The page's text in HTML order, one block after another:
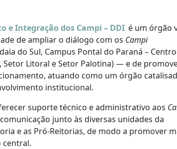
e Integração dos Campi – DDI é um órgão
de ampliar o diálogo com os Campi
do Sul, Campus Pontal do Paraná –
Setor Litoral e Setor Palotina) — e de
atuando como um órgão
institucional.
suporte técnico e administrativo aos
junto às diversas unidades da
e as Pró-Reitorias, de modo a promover
central.